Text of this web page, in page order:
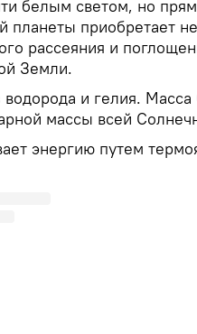
белым светом, но
планеты приобретает
рассеяния и
Земли.
и гелия. Масса
массы всей
энергию путем